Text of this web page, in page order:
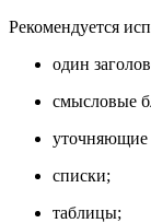
Рекомендуется
один
смысловые
уточняющие
списки;
таблицы;